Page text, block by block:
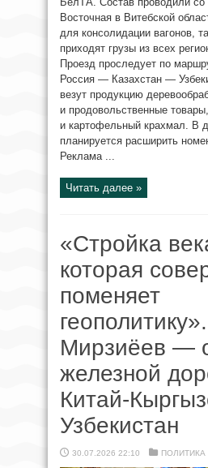
Восточная в Витебской
для консолидации вагонов,
приходят грузы из всех
Проезд проследует по
Россия — Казахстан —
везут продукцию
и продовольственные
и картофельный крахмал. В
планируется расширить
Реклама ...
Читать далее »
«Стройка
которая
поменяет
Мирзиёев —
железной
Китай-
Узбекистан
30.07.2026 22:10 ПОЛИТИКА